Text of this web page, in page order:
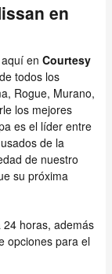
en
en Courtesy
todos los
Rogue, Murano,
los mejores
es el líder entre
de la
de nuestro
su próxima
horas, además
opciones para el